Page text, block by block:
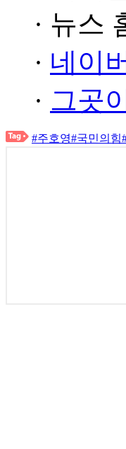
· 뉴스
· 네이
· 그곳
#주호영#국민의힘